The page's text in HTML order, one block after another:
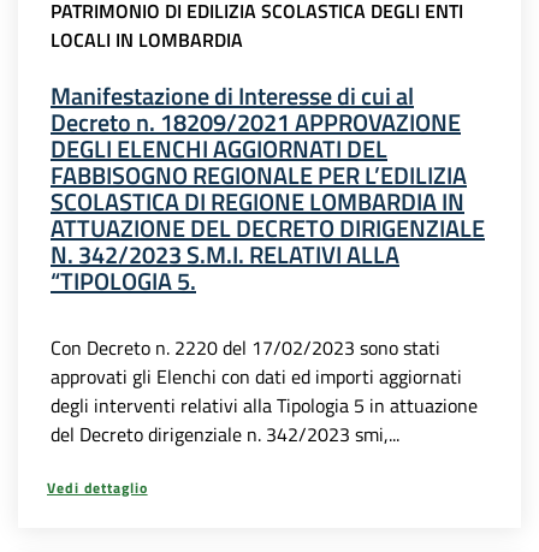
PATRIMONIO DI EDILIZIA SCOLASTICA DEGLI ENTI
LOCALI IN LOMBARDIA
Manifestazione di Interesse di cui al
Decreto n. 18209/2021 APPROVAZIONE
DEGLI ELENCHI AGGIORNATI DEL
FABBISOGNO REGIONALE PER L’EDILIZIA
SCOLASTICA DI REGIONE LOMBARDIA IN
ATTUAZIONE DEL DECRETO DIRIGENZIALE
N. 342/2023 S.M.I. RELATIVI ALLA
“TIPOLOGIA 5.
Con Decreto n. 2220 del 17/02/2023 sono stati
approvati gli Elenchi con dati ed importi aggiornati
degli interventi relativi alla Tipologia 5 in attuazione
del Decreto dirigenziale n. 342/2023 smi,...
Vedi dettaglio